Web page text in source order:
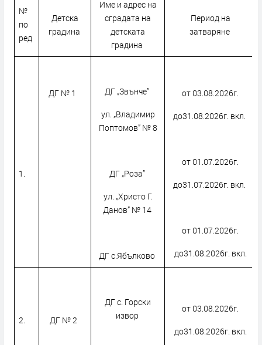
№
по
ред
Детска
градина
Име и адрес на
сградата на
детската
градина
Период на
затваряне
1.
ДГ № 1 ДГ „Звънче”
ул. „Владимир
Поптомов” № 8
ДГ „Роза”
ул. „Христо Г.
Данов” № 14
ДГ с.Ябълково
от 03.08.2026г.
до31.08.2026г. вкл.
от 01.07.2026г.
до31.07.2026г. вкл.
от 01.07.2026г.
до31.08.2026г. вкл.
2. ДГ № 2
ДГ с. Горски
извор
от 03.08.2026г.
до31.08.2026г. вкл.